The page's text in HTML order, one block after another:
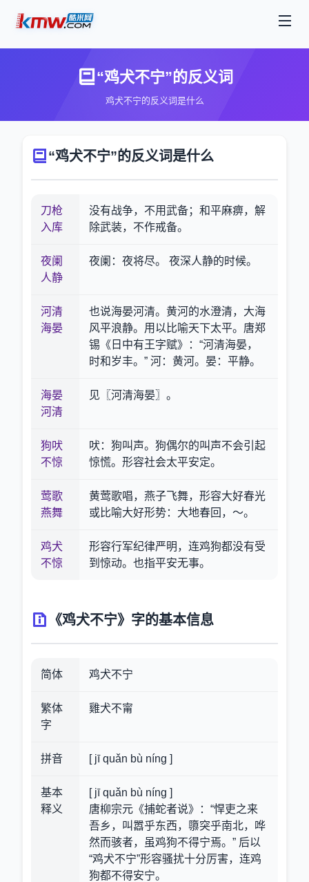
“鸡犬不宁”的反义词
鸡犬不宁的反义词是什么
“鸡犬不宁”的反义词是什么
刀枪
入库
没有战争，不用武备；和平麻痹，解
除武装，不作戒备。
夜阑
人静
夜阑：夜将尽。 夜深人静的时候。
河清
海晏
也说海晏河清。黄河的水澄清，大海
风平浪静。用以比喻天下太平。唐郑
锡《日中有王字赋》：“河清海晏，
时和岁丰。” 河：黄河。晏：平静。
海晏
河清
见〖河清海晏〗。
狗吠
不惊
吠：狗叫声。狗偶尔的叫声不会引起
惊慌。形容社会太平安定。
莺歌
燕舞
黄莺歌唱，燕子飞舞，形容大好春光
或比喻大好形势：大地春回，～。
鸡犬
不惊
形容行军纪律严明，连鸡狗都没有受
到惊动。也指平安无事。
《鸡犬不宁》字的基本信息
简体 鸡犬不宁
繁体
字
雞犬不甯
拼音 [ jī quǎn bù níng ]
基本
释义
[ jī quǎn bù níng ]
唐柳宗元《捕蛇者说》：“悍吏之来
吾乡，叫嚣乎东西，隳突乎南北，哗
然而骇者，虽鸡狗不得宁焉。” 后以
“鸡犬不宁”形容骚扰十分厉害，连鸡
狗都不得安宁。